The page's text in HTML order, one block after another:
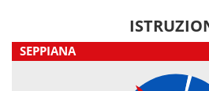
SEPPIANA